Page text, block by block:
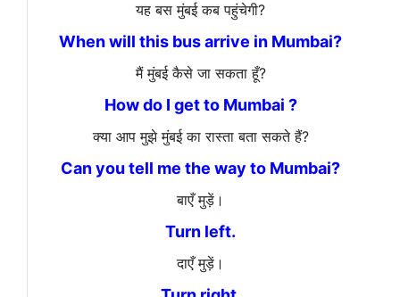
यह बस मुंबई कब पहुंचेगी?
When will this bus arrive in Mumbai?
मैं मुंबई कैसे जा सकता हूँ?
How do I get to Mumbai ?
क्या आप मुझे मुंबई का रास्ता बता सकते हैं?
Can you tell me the way to Mumbai?
बाएँ मुड़ें।
Turn left.
दाएँ मुड़ें।